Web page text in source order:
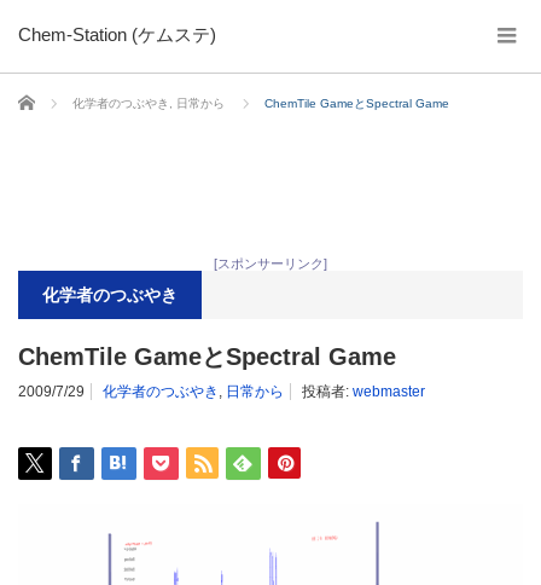
Chem-Station (ケムステ)
ホーム 化学者のつぶやき 日常から ChemTile GameとSpectral Game
[スポンサーリンク]
化学者のつぶやき
ChemTile GameとSpectral Game
2009/7/29 化学者のつぶやき , 日常から 投稿者: webmaster